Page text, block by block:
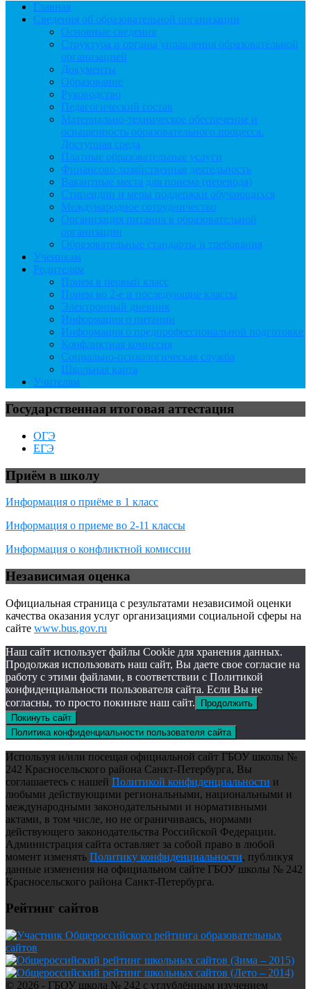
Главная
Сведения об образовательной организации
Основные сведения
Структура и органы управления образовательной
организацией
Документы
Образование
Руководство
Педагогический состав
Материально-техническое обеспечение и
оснащенность образовательного процесса.
Доступная среда
Платные образовательные услуги
Финансово-хозяйственная деятельность
Вакантные места для приема (перевода)
Стипендии и меры поддержки обучающихся
Международное сотрудничество
Организация питания в образовательной
организации
Образовательные стандарты и требования
Ученикам
Родителям
Прием в первый класс
Прием во 2-е и последующие классы
Электронный дневник
Информация о питании
Информация о предпрофессиональной подготовке
Конфликтная комиссия
Социально-психологическая служба
Школьная карта
Учителям
Государственная итоговая аттестация
ОГЭ
ЕГЭ
Приём в школу
Информация о приёме в 1 класс
Информация о приеме во 2-11 классы
Информация о конфликтной комиссии
Независимая оценка
Официальная страница с результатами независимой оценки
качества оказания услуг организациями социальной сферы на
сайте www.bus.gov.ru
Наш сайт использует файлы Cookie для хранения данных.
Продолжая использовать наш сайт, Вы даете свое согласие на
работу с этими файлами, в соответствии с Политикой
конфиденциальности пользователя сайта. Если Вы не
согласны, то просто покиньте наш сайт.
Продолжить
Покинуть сайт
Политика конфиденциальности пользователя сайта
Используя и/или посещая официальной сайт ГБОУ школы №
242 Красносельского района Санкт-Петербурга, Вы
соглашаетесь с нашей Политикой конфиденциальности и
любыми действующими региональными, национальными и
международными законодательными и нормативными
актами, в том числе, но не ограничиваясь, нормами
действующего законодательства Российской Федерации.
Администрация сайта оставляет за собой право в любой
момент изменять Политику конфиденциальности, публикуя
данные изменения на официальном сайте ГБОУ школы № 242
Красносельского района Санкт-Петербурга.
Рейтинг сайтов
© 2026 - ГБОУ школа № 242 с углублённым изучением